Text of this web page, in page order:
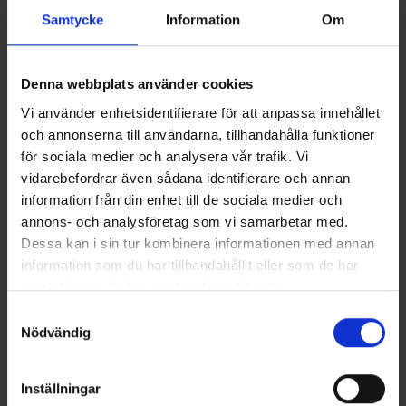
Samtycke Information Om
Denna webbplats använder cookies
Vi använder enhetsidentifierare för att anpassa innehållet
och annonserna till användarna, tillhandahålla funktioner
för sociala medier och analysera vår trafik. Vi
vidarebefordrar även sådana identifierare och annan
information från din enhet till de sociala medier och
annons- och analysföretag som vi samarbetar med.
Dessa kan i sin tur kombinera informationen med annan
information som du har tillhandahållit eller som de har
samlat in när du har använt deras tjänster.
Nödvändig
Inställningar
Mieko Predator
65 kr
Westin
Titanium Black - Spöfodral
16 andra produkter i samma kategori: